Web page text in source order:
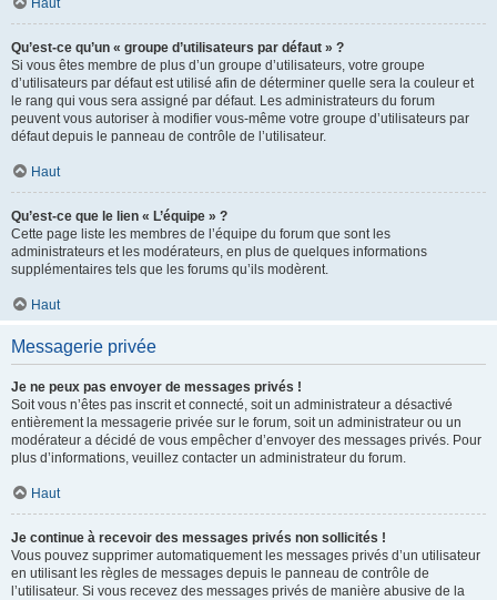
Haut
Qu’est-ce qu’un « groupe d’utilisateurs par défaut » ?
Si vous êtes membre de plus d’un groupe d’utilisateurs, votre groupe
d’utilisateurs par défaut est utilisé afin de déterminer quelle sera la couleur et
le rang qui vous sera assigné par défaut. Les administrateurs du forum
peuvent vous autoriser à modifier vous-même votre groupe d’utilisateurs par
défaut depuis le panneau de contrôle de l’utilisateur.
Haut
Qu’est-ce que le lien « L’équipe » ?
Cette page liste les membres de l’équipe du forum que sont les
administrateurs et les modérateurs, en plus de quelques informations
supplémentaires tels que les forums qu’ils modèrent.
Haut
Messagerie privée
Je ne peux pas envoyer de messages privés !
Soit vous n’êtes pas inscrit et connecté, soit un administrateur a désactivé
entièrement la messagerie privée sur le forum, soit un administrateur ou un
modérateur a décidé de vous empêcher d’envoyer des messages privés. Pour
plus d’informations, veuillez contacter un administrateur du forum.
Haut
Je continue à recevoir des messages privés non sollicités !
Vous pouvez supprimer automatiquement les messages privés d’un utilisateur
en utilisant les règles de messages depuis le panneau de contrôle de
l’utilisateur. Si vous recevez des messages privés de manière abusive de la